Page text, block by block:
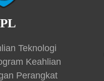
Teknologi
Keahlian
Perangkat